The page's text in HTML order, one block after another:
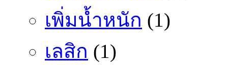
เพิ่มน้ำหนัก (1)
เลสิก (1)